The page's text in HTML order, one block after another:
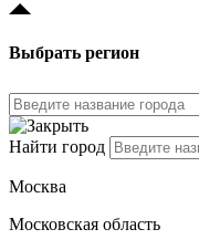
Выбрать регион
Найти город
Москва
Московская область